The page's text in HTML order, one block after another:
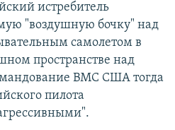
истребитель
"воздушную бочку" над
самолетом в
пространстве над
ВМС США тогда
пилота